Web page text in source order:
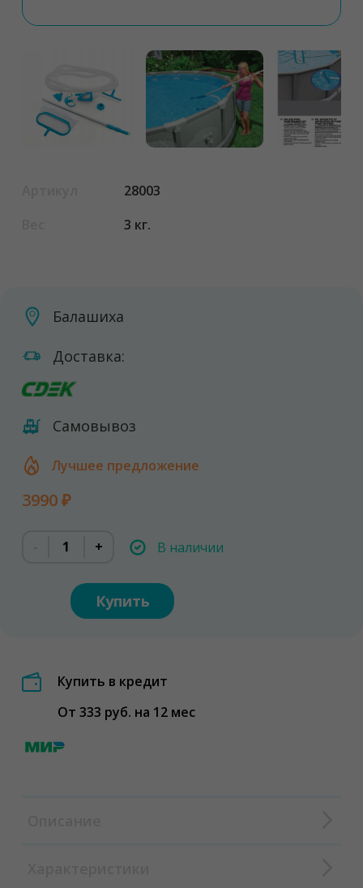
28003
3 кг.
Балашиха
Доставка:
Самовывоз
Лучшее предложение
3990 ₽
+ В наличии
Купить
Купить в кредит
От 333 руб. на 12 мес